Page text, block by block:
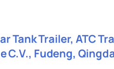
Tank Trailer, ATC
C.V., Fudeng,